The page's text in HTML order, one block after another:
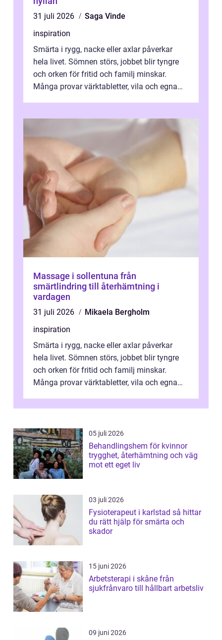
31 juli 2026
Saga Vinde
inspiration
Smärta i rygg, nacke eller axlar påverkar
hela livet. Sömnen störs, jobbet blir tyngre
och orken för fritid och familj minskar.
Många provar värktabletter, vila och egna
Massage i sollentuna från
smärtlindring till återhämtning i
vardagen
31 juli 2026
Mikaela Bergholm
inspiration
Smärta i rygg, nacke eller axlar påverkar
hela livet. Sömnen störs, jobbet blir tyngre
och orken för fritid och familj minskar.
Många provar värktabletter, vila och egna
05 juli 2026
Behandlingshem för kvinnor
trygghet, återhämtning och väg
mot ett eget liv
03 juli 2026
Fysioterapeut i karlstad så hittar
du rätt hjälp för smärta och
skador
15 juni 2026
Arbetsterapi i skåne från
sjukfrånvaro till hållbart arbetsliv
09 juni 2026